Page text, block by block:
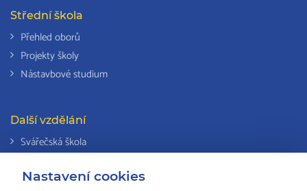
Nastavení cookies
Střední škola
Přehled oborů
Projekty školy
Nástavbové studium
Další vzdělání
Svářečská škola
Národní soustava kvalifikací